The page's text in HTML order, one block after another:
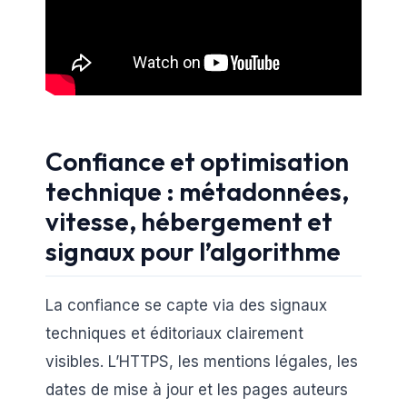
Confiance et optimisation
technique : métadonnées,
vitesse, hébergement et
signaux pour l’algorithme
La confiance se capte via des signaux
techniques et éditoriaux clairement
visibles. L’HTTPS, les mentions légales, les
dates de mise à jour et les pages auteurs